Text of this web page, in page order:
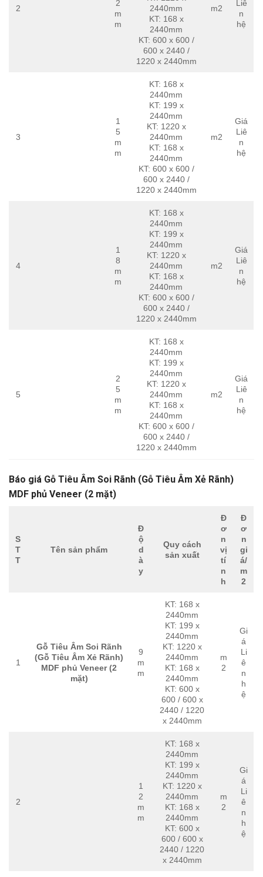
2
2
m
m
2440mm
KT: 168 x
2440mm
KT: 600 x 600 /
600 x 2440 /
1220 x 2440mm
m2
Liê
n
hệ
3
1
5
m
m
KT: 168 x
2440mm
KT: 199 x
2440mm
KT: 1220 x
2440mm
KT: 168 x
2440mm
KT: 600 x 600 /
600 x 2440 /
1220 x 2440mm
m2
Giá
Liê
n
hệ
4
1
8
m
m
KT: 168 x
2440mm
KT: 199 x
2440mm
KT: 1220 x
2440mm
KT: 168 x
2440mm
KT: 600 x 600 /
600 x 2440 /
1220 x 2440mm
m2
Giá
Liê
n
hệ
5
2
5
m
m
KT: 168 x
2440mm
KT: 199 x
2440mm
KT: 1220 x
2440mm
KT: 168 x
2440mm
KT: 600 x 600 /
600 x 2440 /
1220 x 2440mm
m2
Giá
Liê
n
hệ
Báo giá Gỗ Tiêu Âm Soi Rãnh (Gỗ Tiêu Âm Xẻ Rãnh)
MDF phủ Veneer (2 mặt)
S
T
T
Tên sản phẩm
Đ
ộ
d
à
y
Quy cách
sản xuất
Đ
ơ
n
vị
tí
n
h
Đ
ơ
n
gi
á/
m
2
1
Gỗ Tiêu Âm Soi Rãnh
(Gỗ Tiêu Âm Xẻ Rãnh)
MDF phủ Veneer (2
mặt)
9
m
m
KT: 168 x
2440mm
KT: 199 x
2440mm
KT: 1220 x
2440mm
KT: 168 x
2440mm
KT: 600 x
600 / 600 x
2440 / 1220
x 2440mm
m
2
Gi
á
Li
ê
n
h
ệ
2
1
2
m
m
KT: 168 x
2440mm
KT: 199 x
2440mm
KT: 1220 x
2440mm
KT: 168 x
2440mm
KT: 600 x
600 / 600 x
2440 / 1220
x 2440mm
m
2
Gi
á
Li
ê
n
h
ệ